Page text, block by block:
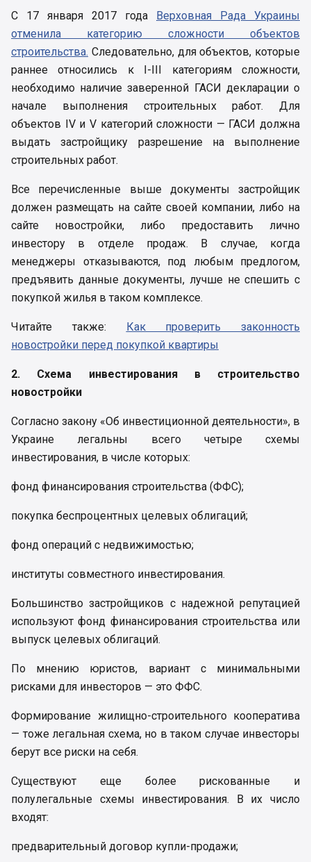
С 17 января 2017 года Верховная Рада Украины
отменила категорию сложности объектов
строительства. Следовательно, для объектов, которые
раннее относились к I-III категориям сложности,
необходимо наличие заверенной ГАСИ декларации о
начале выполнения строительных работ. Для
объектов IV и V категорий сложности — ГАСИ должна
выдать застройщику разрешение на выполнение
строительных работ.
Все перечисленные выше документы застройщик
должен размещать на сайте своей компании, либо на
сайте новостройки, либо предоставить лично
инвестору в отделе продаж. В случае, когда
менеджеры отказываются, под любым предлогом,
предъявить данные документы, лучше не спешить с
покупкой жилья в таком комплексе.
Читайте также: Как проверить законность
новостройки перед покупкой квартиры
2. Схема инвестирования в строительство
новостройки
Согласно закону «Об инвестиционной деятельности», в
Украине легальны всего четыре схемы
инвестирования, в числе которых:
фонд финансирования строительства (ФФС);
покупка беспроцентных целевых облигаций;
фонд операций с недвижимостью;
институты совместного инвестирования.
Большинство застройщиков с надежной репутацией
используют фонд финансирования строительства или
выпуск целевых облигаций.
По мнению юристов, вариант с минимальными
рисками для инвесторов — это ФФС.
Формирование жилищно-строительного кооператива
— тоже легальная схема, но в таком случае инвесторы
берут все риски на себя.
Существуют еще более рискованные и
полулегальные схемы инвестирования. В их число
входят:
предварительный договор купли-продажи;